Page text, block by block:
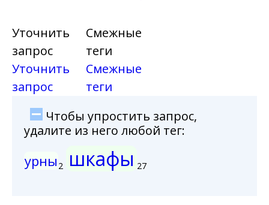
Уточнить
запрос
Уточнить
запрос
Смежные
теги
Смежные
теги
Чтобы упростить запрос,
удалите из него любой тег:
урны 2 шкафы 27